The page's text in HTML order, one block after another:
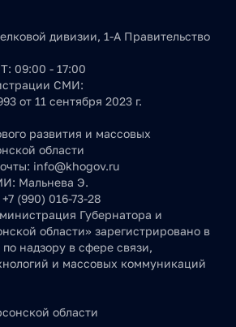
дивизии, 1-А Правительство
09:00 - 17:00
СМИ:
от 11 сентября 2023 г.
развития и массовых
области
info@khogov.ru
Мальнева Э.
+7 (990) 016-73-28
Губернатора и
области» зарегистрировано в
надзору в сфере связи,
и массовых коммуникаций
области